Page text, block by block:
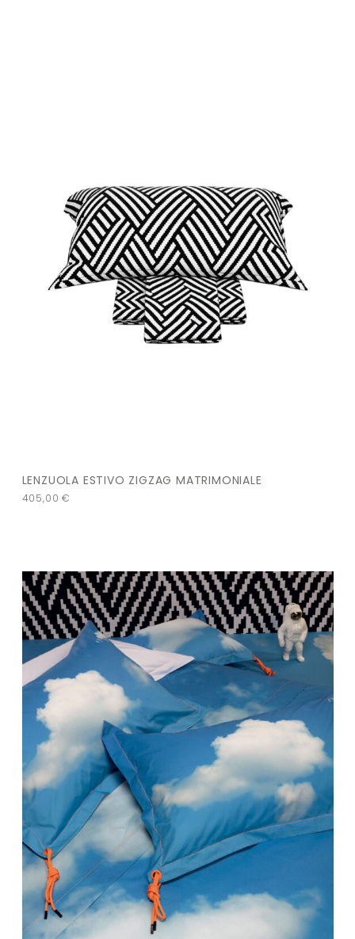
LENZUOLA ESTIVO ZIGZAG MATRIMONIALE
405,00€